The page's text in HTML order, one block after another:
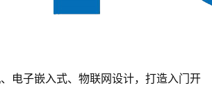
电子嵌入式、物联网设计，打造入门开